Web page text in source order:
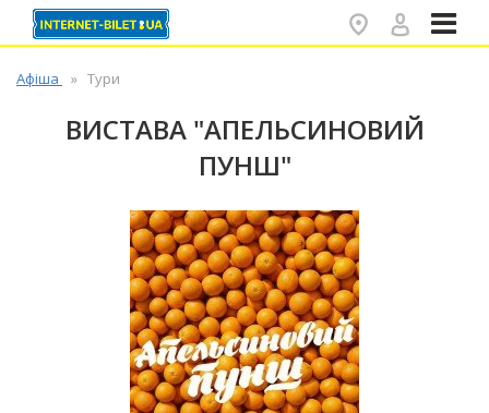
Афіша Тури
ВИСТАВА "АПЕЛЬСИНОВИЙ
ПУНШ"